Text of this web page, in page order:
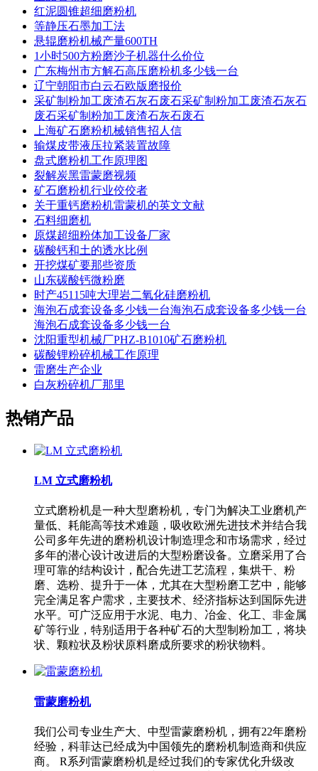
红泥圆锥超细磨粉机
等静压石墨加工法
悬辊磨粉机械产量600TH
1小时500方粉磨沙子机器什么价位
广东梅州市方解石高压磨粉机多少钱一台
辽宁朝阳市白云石欧版磨报价
采矿制粉加工废渣石灰石废石采矿制粉加工废渣石灰石
废石采矿制粉加工废渣石灰石废石
上海矿石磨粉机械销售招人信
输煤皮带液压拉紧装置故障
盘式磨粉机工作原理图
裂解炭黑雷蒙磨视频
矿石磨粉机行业佼佼者
关于重钙磨粉机雷蒙机的英文文献
石料细磨机
原煤超细粉体加工设备厂家
碳酸钙和土的透水比例
开挖煤矿要那些资质
山东碳酸钙微粉磨
时产45115吨大理岩二氧化硅磨粉机
海泡石成套设备多少钱一台海泡石成套设备多少钱一台
海泡石成套设备多少钱一台
沈阳重型机械厂PHZ-B1010矿石磨粉机
碳酸锂粉碎机械工作原理
雷磨生产企业
白灰粉碎机厂那里
热销产品
LM 立式磨粉机
立式磨粉机是一种大型磨粉机，专门为解决工业磨机产
量低、耗能高等技术难题，吸收欧洲先进技术并结合我
公司多年先进的磨粉机设计制造理念和市场需求，经过
多年的潜心设计改进后的大型粉磨设备。立磨采用了合
理可靠的结构设计，配合先进工艺流程，集烘干、粉
磨、选粉、提升于一体，尤其在大型粉磨工艺中，能够
完全满足客户需求，主要技术、经济指标达到国际先进
水平。可广泛应用于水泥、电力、冶金、化工、非金属
矿等行业，特别适用于各种矿石的大型制粉加工，将块
状、颗粒状及粉状原料磨成所要求的粉状物料。
雷蒙磨粉机
我们公司专业生产大、中型雷蒙磨粉机，拥有22年磨粉
经验，科菲达已经成为中国领先的磨粉机制造商和供应
商。 R系列雷蒙磨粉机是经过我们的专家优化升级改